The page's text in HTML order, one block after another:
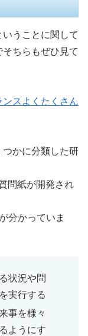
うことに関して
ちらもぜひ見て
スよくたくさん
かに分類した研
問紙が開発され
分かっていま
状況や問
実行する
事を様々
ようにす